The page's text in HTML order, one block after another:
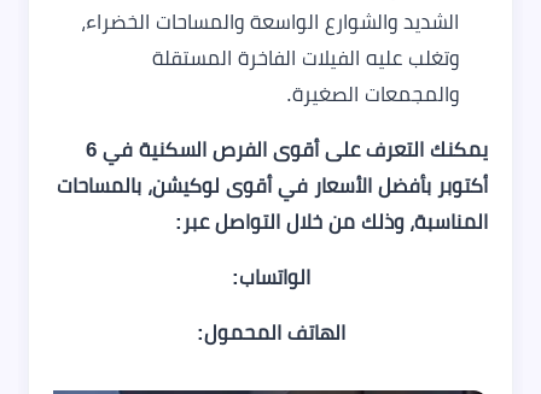
الشديد والشوارع الواسعة والمساحات الخضراء،
وتغلب عليه الفيلات الفاخرة المستقلة
والمجمعات الصغيرة.
يمكنك التعرف على أقوى الفرص السكنية في 6
أكتوبر بأفضل الأسعار في أقوى لوكيشن، بالمساحات
المناسبة، وذلك من خلال التواصل عبر:
الواتساب:
الهاتف المحمول: